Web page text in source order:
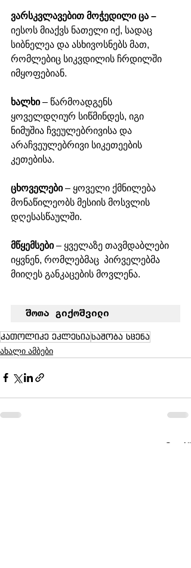
ვარსკვლავებით მოჭედილი ცა –
იესოს მიაქვს ნათელი იქ, სადაც
სიბნელეა და ასხივოსნებს მათ,
რომლებიც სიკვდილის ჩრდილში
იმყოფებიან.
ხალხი – წარმოადგენს
ყოველდღიურ სიწმინდეს, იგი
ნიმუშია ჩვეულებრივისა და
არაჩვეულებრივი სიკეთეების
კეთებისა.
ცხოველები – ყოველი ქმნილება
მონაწილეობს მესიის მოსვლის
დღესასწაულში.
მწყემსები – ყველაზე თავმდაბლები
იყვნენ, რომლებმაც  პირველებმა
მიიღეს განკაცების მოვლენა.
შოთა გიქოშვილი
კათოლიკე ეკლესიასაშობა სცენა
ახალი ამბები
See All